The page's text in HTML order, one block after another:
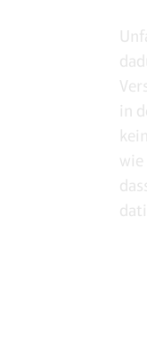
in
wie